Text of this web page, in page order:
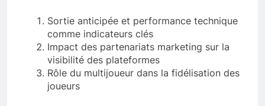
Sortie anticipée et performance technique
comme indicateurs clés
Impact des partenariats marketing sur la
visibilité des plateformes
Rôle du multijoueur dans la fidélisation des
joueurs